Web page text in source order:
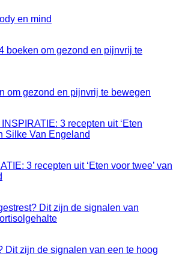
en mind
om gezond en pijnvrij te bewegen
3 recepten uit ‘Eten voor twee’ van
Dit zijn de signalen van een te hoog